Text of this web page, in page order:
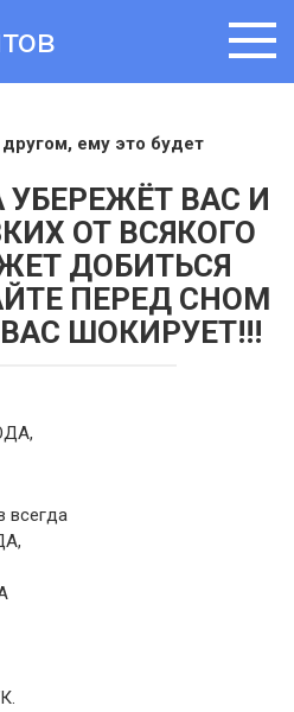
ему это будет
ВАС И
ОТ ВСЯКОГО
ДОБИТЬСЯ
ПЕРЕД СНОМ
ШОКИРУЕТ!!!
всегда